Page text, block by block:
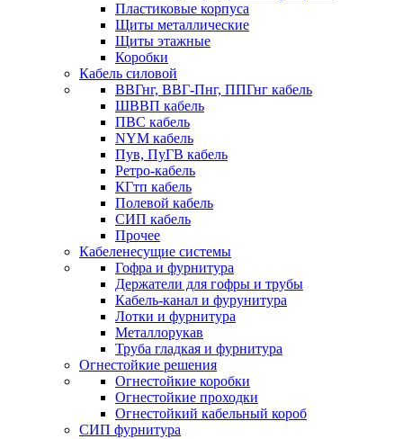
Пластиковые корпуса
Щиты металлические
Щиты этажные
Коробки
Кабель силовой
ВВГнг, ВВГ-Пнг, ППГнг кабель
ШВВП кабель
ПВС кабель
NYM кабель
Пув, ПуГВ кабель
Ретро-кабель
КГтп кабель
Полевой кабель
СИП кабель
Прочее
Кабеленесущие системы
Гофра и фурнитура
Держатели для гофры и трубы
Кабель-канал и фурунитура
Лотки и фурнитура
Металлорукав
Труба гладкая и фурнитура
Огнестойкие решения
Огнестойкие коробки
Огнестойкие проходки
Огнестойкий кабельный короб
СИП фурнитура